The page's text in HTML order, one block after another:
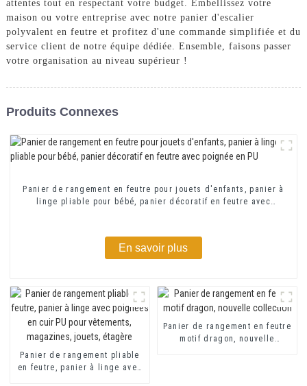
attentes tout en respectant votre budget. Embellissez votre
maison ou votre entreprise avec notre panier d'escalier
polyvalent en feutre et profitez d'une commande simplifiée et du
service client de notre équipe dédiée. Ensemble, faisons passer
votre organisation au niveau supérieur !
Produits Connexes
Panier de rangement en feutre pour jouets d'enfants, panier à
linge pliable pour bébé, panier décoratif en feutre avec
En savoir plus
Panier de rangement pliable
en feutre, panier à linge avec
Panier de rangement en feutre
motif dragon, nouvelle